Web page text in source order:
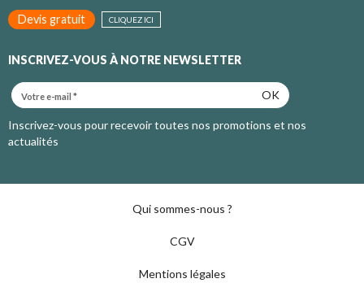
Devis gratuit
CLIQUEZ ICI
INSCRIVEZ-VOUS À NOTRE NEWSLETTER
OK
Inscrivez-vous pour recevoir toutes nos promotions et nos
actualités
Qui sommes-nous ?
CGV
Mentions légales